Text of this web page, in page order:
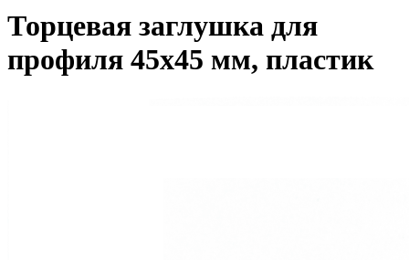
Торцевая заглушка для
профиля 45x45 мм, пластик